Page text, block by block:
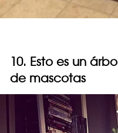
10. Esto es un
de mascotas